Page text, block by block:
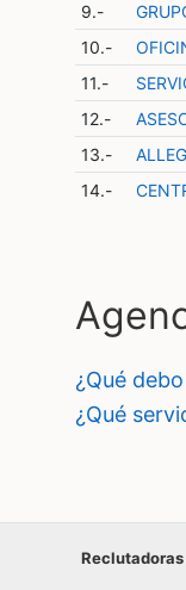
9.-
10.-
11.-
12.-
13.-
14.-
¿qué
¿qué